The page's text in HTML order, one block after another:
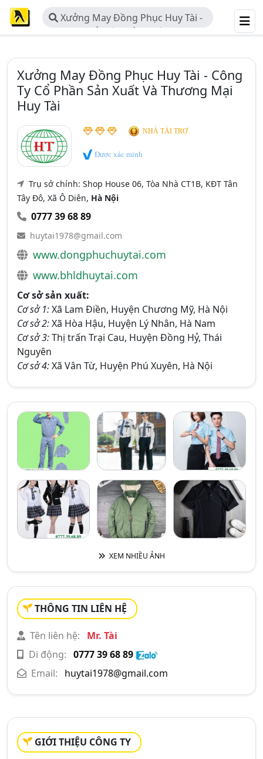
Xưởng May Đồng Phục Huy Tài -
Công Ty Cổ Phần Sản Xuất Và
Xưởng May Đồng Phục Huy Tài - Công
Ty Cổ Phần Sản Xuất Và Thương Mại
Huy Tài
NHÀ TÀI TRỢ
Được xác minh
Trụ sở chính: Shop House 06, Tòa Nhà CT1B, KĐT Tân
Tây Đô, Xã Ô Diên, Hà Nội
0777 39 68 89
huytai1978@gmail.com
www.dongphuchuytai.com
www.bhldhuytai.com
Cơ sở sản xuất:
Cơ sở 1:Xã Lam Điền, Huyện Chương Mỹ, Hà Nội
Cơ sở 2:Xã Hòa Hậu, Huyện Lý Nhân, Hà Nam
Cơ sở 3:Thị trấn Trại Cau, Huyện Đồng Hỷ, Thái
Nguyên
Cơ sở 4:Xã Vân Từ, Huyện Phú Xuyên, Hà Nội
XEM NHIỀU ẢNH
THÔNG TIN LIÊN HỆ
Tên liên hệ:
Mr. Tài
Di động: 0777 39 68 89
Email:
huytai1978@gmail.com
GIỚI THIỆU CÔNG TY